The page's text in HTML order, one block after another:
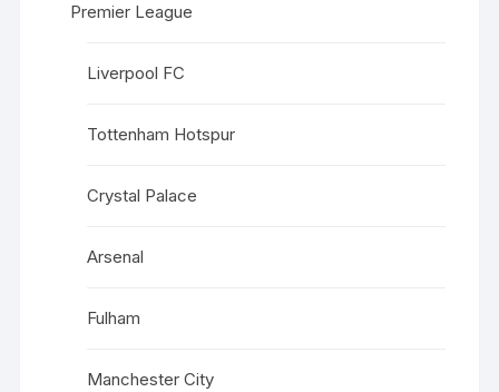
Premier League
Liverpool FC
Tottenham Hotspur
Crystal Palace
Arsenal
Fulham
Manchester City